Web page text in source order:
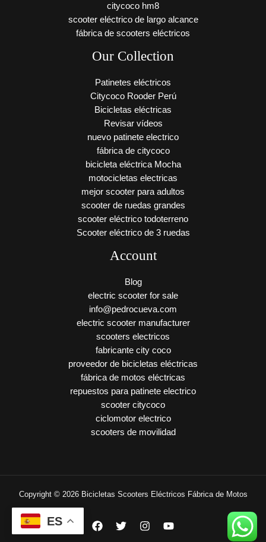
citycoco hm8
scooter eléctrico de largo alcance
fábrica de scooters eléctricos
Our Collection
Patinetes eléctricos
Citycoco Rooder Perú
Bicicletas eléctricas
Revisar vídeos
nuevo patinete electrico
fábrica de citycoco
bicicleta eléctrica Mocha
motocicletas electricas
mejor scooter para adultos
scooter de ruedas grandes
scooter eléctrico todoterreno
Scooter eléctrico de 3 ruedas
Account
Blog
electric scooter for sale
info@pedrocueva.com
electric scooter manufacturer
scooters electricos
fabricante city coco
proveedor de bicicletas eléctricas
fábrica de motos eléctricas
repuestos para patinete electrico
scooter citycoco
ciclomotor electrico
scooters de movilidad
Copyright © 2026 Bicicletas Scooters Eléctricos Fábrica de Motos
ES